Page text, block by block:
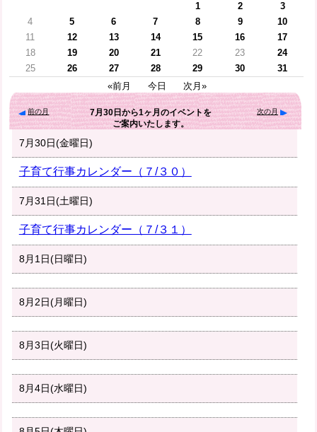
1
2
3
4
5 6 7 8 9
10
11
12 13 14 15 16
17
18
19 20 21 22 23
24
25
26 27 28 29 30
31
«前月
今日 次月»
前の月 7月30日 から1ヶ月のイベントを
ご案内いたします。
次の月
7月30日(金曜日)
子育て行事カレンダー（７/３０）
7月31日(土曜日)
子育て行事カレンダー（７/３１）
8月1日(日曜日)
8月2日(月曜日)
8月3日(火曜日)
8月4日(水曜日)